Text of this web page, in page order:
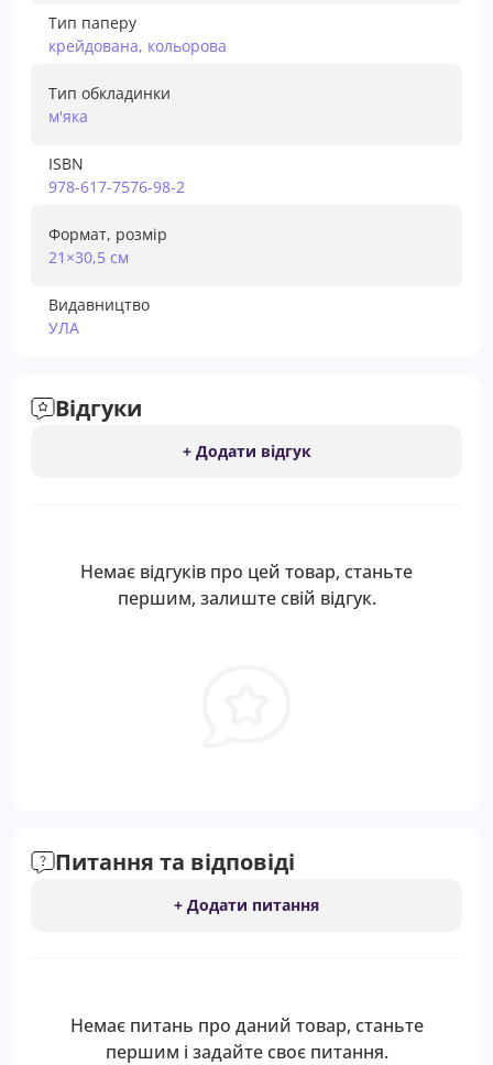
Тип паперу
крейдована, кольорова
Тип обкладинки
м'яка
ISBN
978-617-7576-98-2
Формат, розмір
21×30,5 см
Видавництво
УЛА
Відгуки
+ Додати відгук
Немає відгуків про цей товар, станьте
першим, залиште свій відгук.
Питання та відповіді
+ Додати питання
Немає питань про даний товар, станьте
першим і задайте своє питання.